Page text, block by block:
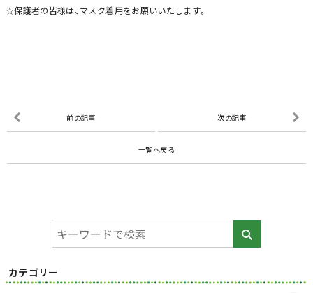
☆保護者の皆様は、マスク着用をお願いいたします。
前の記事 次の記事
一覧へ戻る
カテゴリー